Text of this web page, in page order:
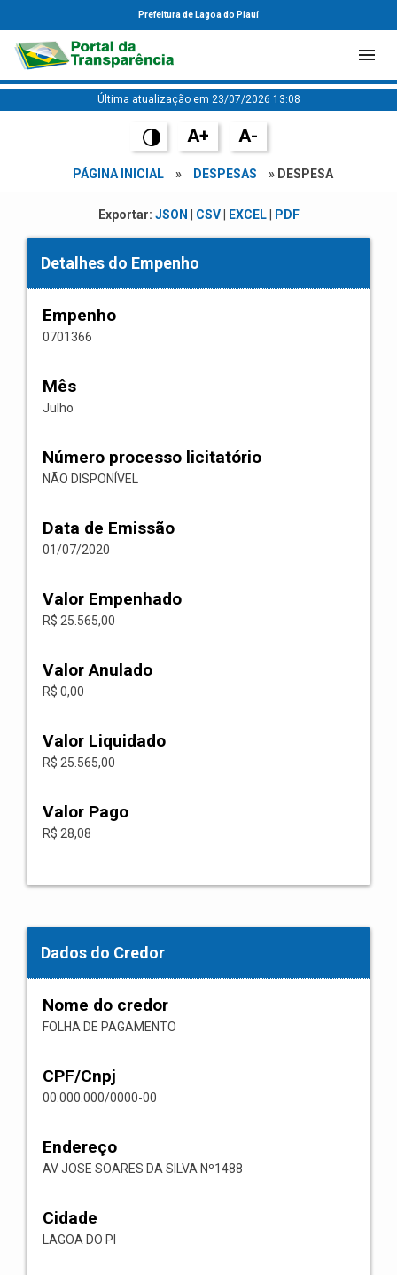
Prefeitura de Lagoa do Piauí
Última atualização em 23/07/2026 13:08
A+ A-
PÁGINA INICIAL » DESPESAS » DESPESA
Exportar: JSON CSV| EXCEL| PDF
Detalhes do Empenho
Empenho
0701366
Mês
Julho
Número processo licitatório
NÃO DISPONÍVEL
Data de Emissão
01/07/2020
Valor Empenhado
R$ 25.565,00
Valor Anulado
R$ 0,00
Valor Liquidado
R$ 25.565,00
Valor Pago
R$ 28,08
Dados do Credor
Nome do credor
FOLHA DE PAGAMENTO
CPF/Cnpj
00.000.000/0000-00
Endereço
AV JOSE SOARES DA SILVA Nº1488
Cidade
LAGOA DO PI